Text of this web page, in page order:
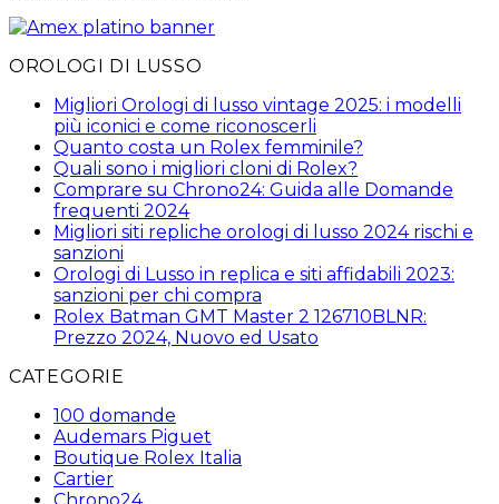
OROLOGI DI LUSSO
Migliori Orologi di lusso vintage 2025: i modelli
più iconici e come riconoscerli
Quanto costa un Rolex femminile?
Quali sono i migliori cloni di Rolex?
Comprare su Chrono24: Guida alle Domande
frequenti 2024
Migliori siti repliche orologi di lusso 2024 rischi e
sanzioni
Orologi di Lusso in replica e siti affidabili 2023:
sanzioni per chi compra
Rolex Batman GMT Master 2 126710BLNR:
Prezzo 2024, Nuovo ed Usato
CATEGORIE
100 domande
Audemars Piguet
Boutique Rolex Italia
Cartier
Chrono24